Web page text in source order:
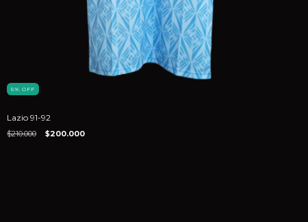
5% OFF
Lazio 91-92
$210.000 $200.000